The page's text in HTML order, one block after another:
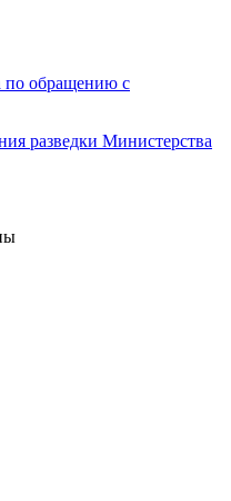
по обращению с
разведки Министерства